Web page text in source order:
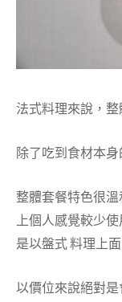
法式料理來說，
除了吃到食材本
整體套餐特色很
上個人感覺較少
是以盤式 料理上
以價位來說絕對